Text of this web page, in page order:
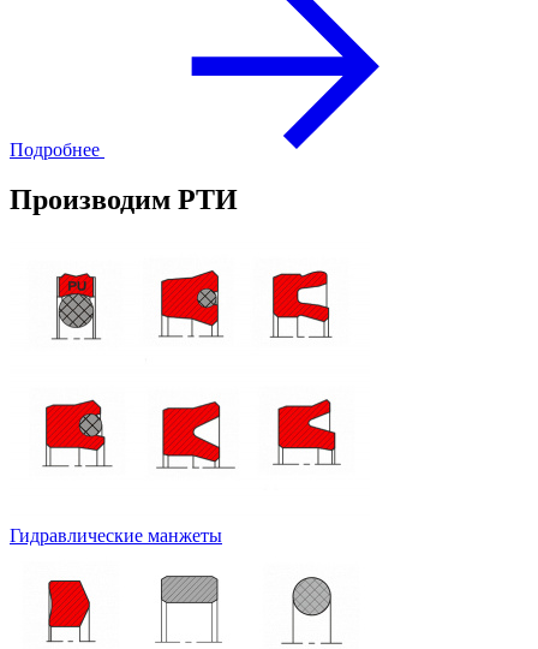
Подробнее
Производим РТИ
Гидравлические манжеты